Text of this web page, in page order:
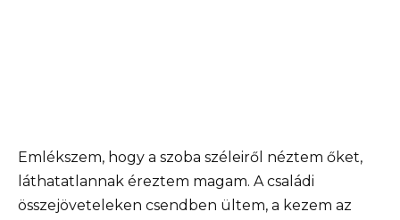
Emlékszem, hogy a szoba széleiről néztem őket,
láthatatlannak éreztem magam. A családi
összejöveteleken csendben ültem, a kezem az